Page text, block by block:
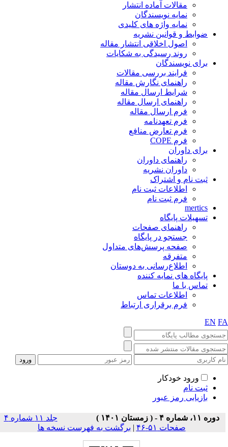
مقالات آماده انتشار
نمایه نویسندگان
نمایه واژه های کلیدی
ضوابط و قوانین نشریه
اصول اخلاقی انتشار مقاله
روند رسیدگی به شکایات
برای نویسندگان
فرایند بررسی مقالات
راهنمای نگارش مقاله
شرایط ارسال مقاله
راهنمای ارسال مقاله
فرم ارسال مقاله
فرم تعهدنامه
فرم تعارض منافع
فرم COPE
برای داوران
راهنمای داوران
داوران نشریه
ثبت نام و اشتراک
اطلاعات ثبت نام
فرم ثبت نام
mertics
تسهیلات پایگاه
راهنمای صفحات
جستجو در پایگاه
صفحه پرسش‌های متداول
متفرقه
اطلاع‌رسانی به دوستان
پایگاه های نمایه کننده
تماس با ما
اطلاعات تماس
فرم برقراری ارتباط
EN
ورود خودکار
ثبت نام
بازیابی رمز عبور
دوره ۱۱، شماره ۴ - ( زمستان ۱۴۰۱ )
جلد ۱۱ شماره ۴
صفحات ۵۱-۴۶
| برگشت به فهرست نسخه ها